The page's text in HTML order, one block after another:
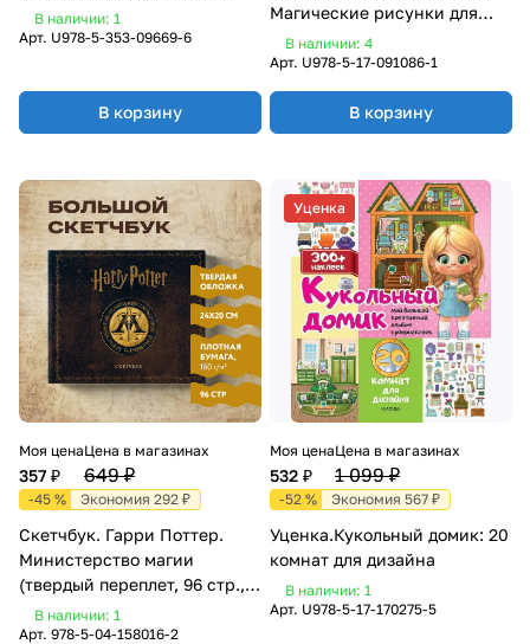
В наличии: 1
Арт. U978-5-353-09669-6
В корзину
Магические рисунки для
медитации. Стихия огня
В наличии: 4
Арт. U978-5-17-091086-1
В корзину
Моя цена
357 ₽
Цена в магазинах
649 ₽
-45 % Экономия 292 ₽
Скетчбук. Гарри Поттер.
Министерство магии
(твердый переплет, 96 стр.,
240х200 мм)
В наличии: 1
Арт. 978-5-04-158016-2
Уценка
Моя цена
532 ₽
Цена в магазинах
1 099 ₽
-52 % Экономия 567 ₽
Уценка.Кукольный домик: 20
комнат для дизайна
В наличии: 1
Арт. U978-5-17-170275-5